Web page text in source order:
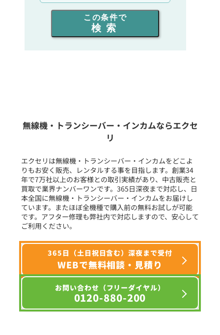
出力を選ぶ
同時通話人数を選ぶ
フリーワード入力(製品名等)
選択条件をリセット
この条件で
検索
無線機・トランシーバー・インカムならエクセ
リ
エクセリは無線機・トランシーバー・インカムをどこよ
りもお安く販売、レンタルする事を目指します。創業34
年で7万社以上のお客様との取引実績があり、中古販売と
買取で業界ナンバーワンです。365日深夜まで対応し、日
本全国に無線機・トランシーバー・インカムをお届けし
ています。またほぼ全機種で購入前の無料お試しが可能
です。アフター修理も弊社内で対応しますので、安心して
ご利用ください。
365日（土日祝日含む）深夜まで受付
WEBで無料相談・見積り
お問い合わせ（フリーダイヤル）
0120-880-200